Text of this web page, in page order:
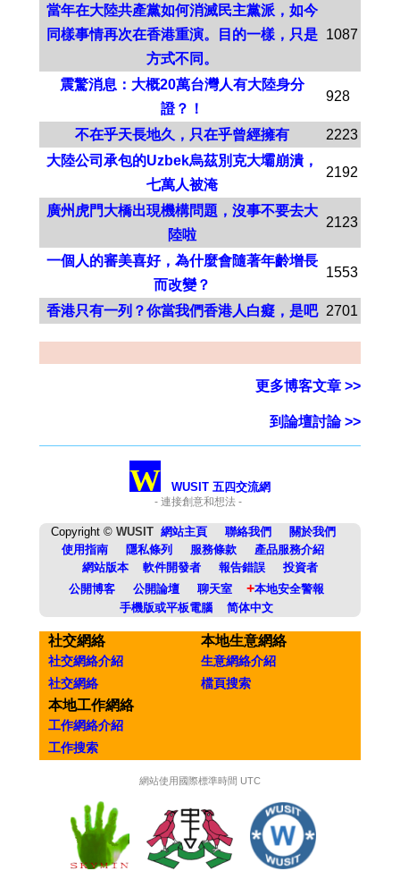
當年在大陸共產黨如何消滅民主黨派，如今
同樣事情再次在香港重演。目的一樣，只是
方式不同。
1087
震驚消息：大概20萬台灣人有大陸身分
證？！
928
不在乎天長地久，只在乎曾經擁有
2223
大陸公司承包的Uzbek烏茲別克大壩崩潰，
七萬人被淹
2192
廣州虎門大橋出現機構問題，沒事不要去大
陸啦
2123
一個人的審美喜好，為什麼會隨著年齡增長
而改變？
1553
香港只有一列？你當我們香港人白癡，是吧 2701
更多博客文章 >>
到論壇討論 >>
W WUSIT 五四交流網
- 連接創意和想法 -
Copyright © WUSIT 網站主頁 聯絡我們
關於我們
使用指南
隱私條列 服務條款
產品服務介紹
網站版本
軟件開發者 報告錯誤
投資者
公開博客
公開論壇 聊天室 +本地安全警報
手機版或平板電腦
简体中文
社交網絡
社交網絡介紹
社交網絡
本地生意網絡
生意網絡介紹
檔頁搜索
本地工作網絡
工作網絡介紹
工作搜索
網站使用國際標準時間 UTC